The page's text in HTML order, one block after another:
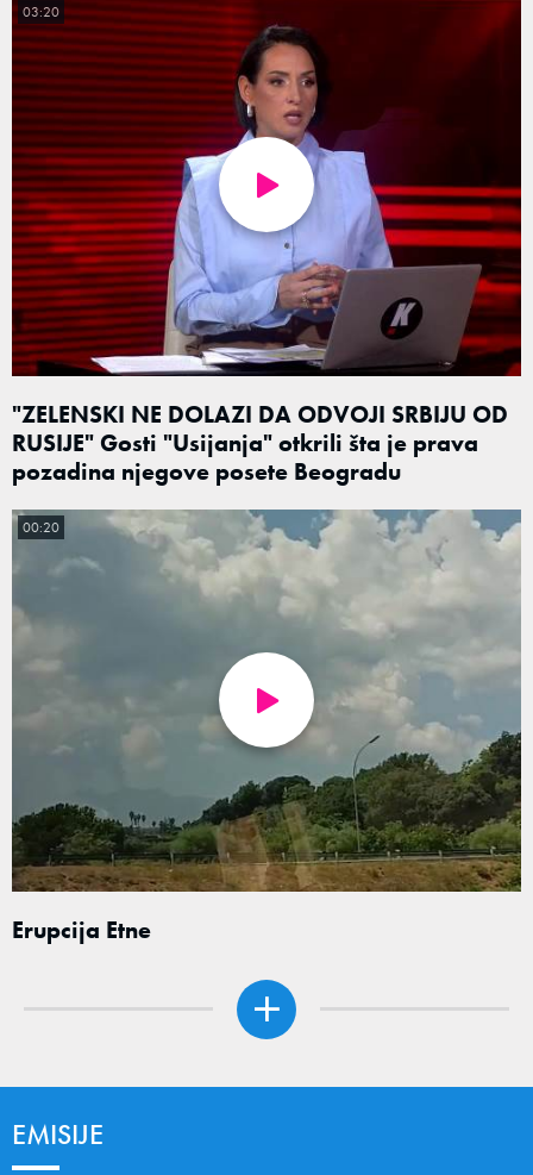
"ZELENSKI NE DOLAZI DA ODVOJI SRBIJU OD
RUSIJE" Gosti "Usijanja" otkrili šta je prava
pozadina njegove posete Beogradu
03:20
Erupcija Etne
00:20
EMISIJE